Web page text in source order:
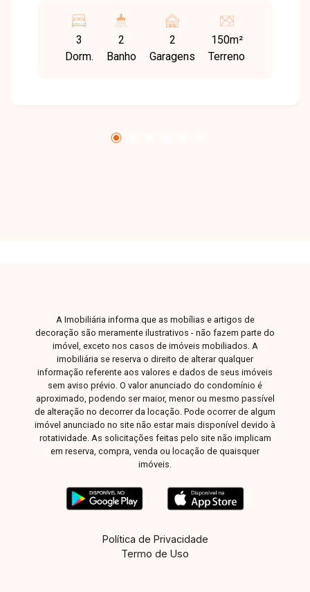
da cidade, proporcionando praticidade e
qualidade de vida. O imóvel possui
aproximadamente 93 m² de área construída em
natural, além de cozinha americana integrada
e agende sua visita para conhecer essa
oportunidade.
3
Dorm.
2
Banho
2
Garagens
150m²
Terreno
A Imobiliária informa que as mobílias e artigos de
decoração são meramente ilustrativos - não fazem parte do
imóvel, exceto nos casos de imóveis mobiliados. A
imobiliária se reserva o direito de alterar qualquer
informação referente aos valores e dados de seus imóveis
sem aviso prévio. O valor anunciado do condomínio é
aproximado, podendo ser maior, menor ou mesmo passível
de alteração no decorrer da locação. Pode ocorrer de algum
imóvel anunciado no site não estar mais disponível devido à
rotatividade. As solicitações feitas pelo site não implicam
em reserva, compra, venda ou locação de quaisquer
imóveis.
Política de Privacidade
Termo de Uso